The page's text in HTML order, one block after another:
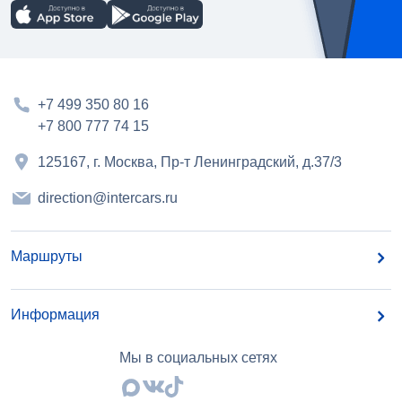
+7 499 350 80 16
+7 800 777 74 15
125167, г. Москва, Пр-т Ленинградский, д.37/3
direction@intercars.ru
Маршруты
Информация
Мы в социальных сетях